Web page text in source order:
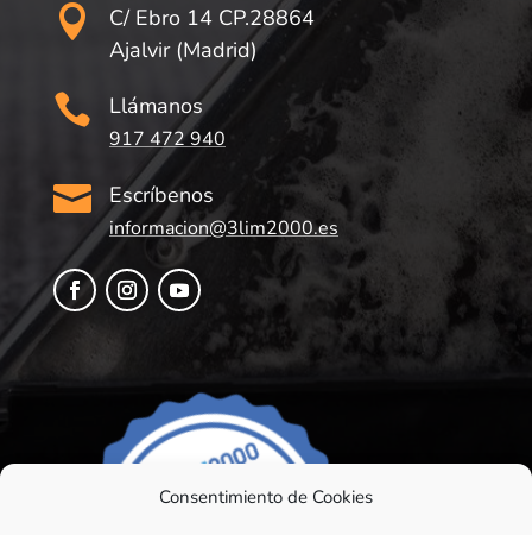
Consentimiento de Cookies

C/ Ebro 14 CP.28864
Ajalvir (Madrid)
 Llámanos
917 472 940
 Escríbenos
informacion@3lim2000.es